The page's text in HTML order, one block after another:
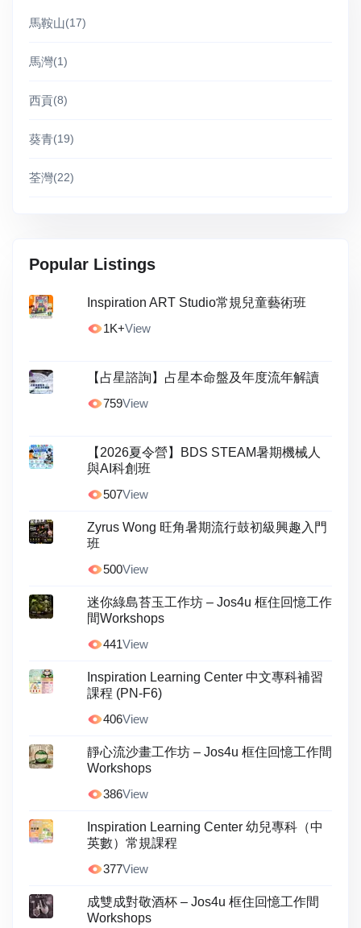
馬鞍山(17)
馬灣(1)
西貢(8)
葵青(19)
荃灣(22)
Popular Listings
Inspiration ART Studio常規兒童藝術班
1K+View
【占星諮詢】占星本命盤及年度流年解讀
759View
【2026夏令營】BDS STEAM暑期機械人
與AI科創班
507View
Zyrus Wong 旺角暑期流行鼓初級興趣入門
班
500View
迷你綠島苔玉工作坊 – Jos4u 框住回憶工作
間Workshops
441View
Inspiration Learning Center 中文專科補習
課程 (PN-F6)
406View
靜心流沙畫工作坊 – Jos4u 框住回憶工作間
Workshops
386View
Inspiration Learning Center 幼兒專科（中
英數）常規課程
377View
成雙成對敬酒杯 – Jos4u 框住回憶工作間
Workshops